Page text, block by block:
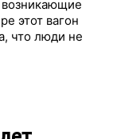
возникающие
этот вагон
что люди не